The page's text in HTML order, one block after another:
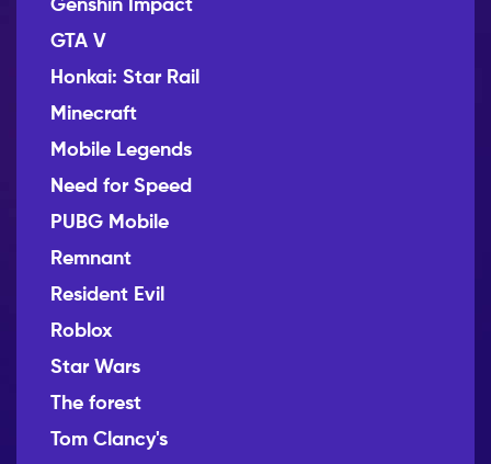
Genshin Impact
GTA V
Honkai: Star Rail
Minecraft
Mobile Legends
Need for Speed
PUBG Mobile
Remnant
Resident Evil
Roblox
Star Wars
The forest
Tom Clancy's